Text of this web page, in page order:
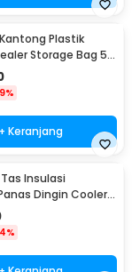
Plastik
Storage Bag 5
- ZKD002
+ Keranjang
Insulasi
Dingin Cooler
6 Inch - H07